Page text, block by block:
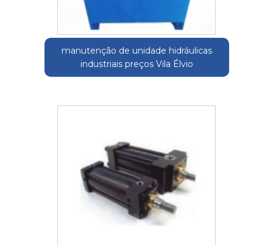
manutenção de unidade hidráulicas
industriais preços Vila Élvio